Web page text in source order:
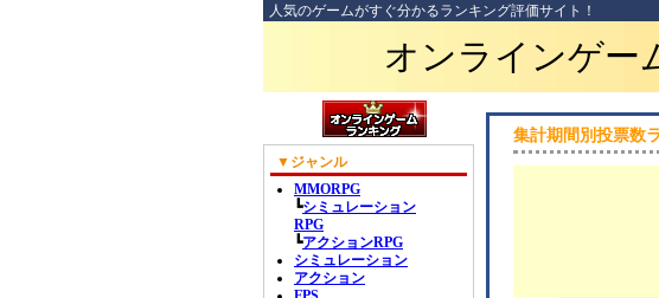
人気のゲームがすぐ分かるランキング評価サイト！
オンラインゲー
▼ジャンル
MMORPG
┗シミュレーション
RPG
┗アクションRPG
シミュレーション
アクション
集計期間別投票数